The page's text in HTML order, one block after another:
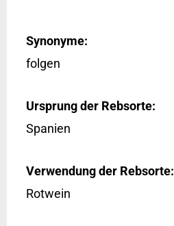
Synonyme:
folgen
Ursprung der Rebsorte:
Spanien
Verwendung der Rebsorte:
Rotwein